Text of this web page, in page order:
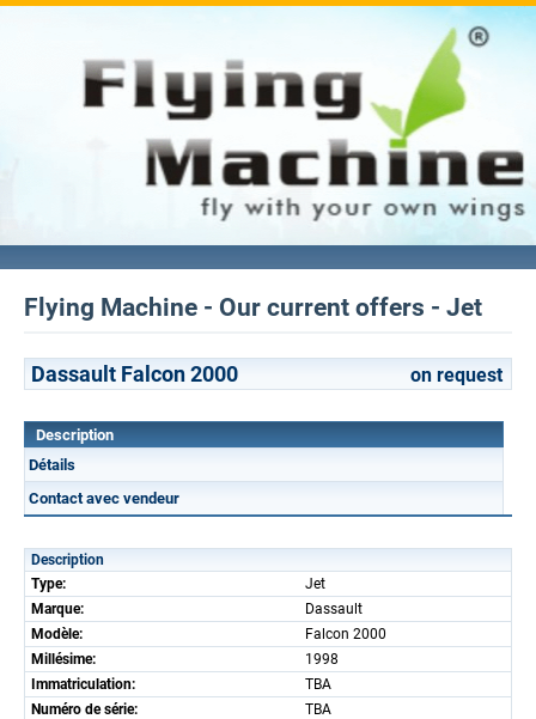
Flying Machine - Our current offers - Jet
Dassault Falcon 2000 on request
Description
Détails
Contact avec vendeur
Description
Type:
Jet
Marque:
Dassault
Modèle:
Falcon 2000
Millésime:
1998
Immatriculation:
TBA
Numéro de série:
TBA